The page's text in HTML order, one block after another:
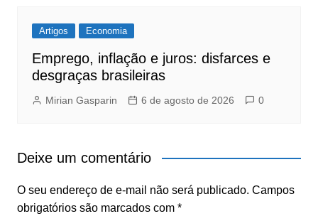
Artigos Economia
Emprego, inflação e juros: disfarces e
desgraças brasileiras
Mirian Gasparin 6 de agosto de 2026 0
Deixe um comentário
O seu endereço de e-mail não será publicado. Campos
obrigatórios são marcados com *